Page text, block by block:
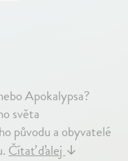
Apokalypsa?
světa
původu a obyvatelé
Čítať ďalej ↓